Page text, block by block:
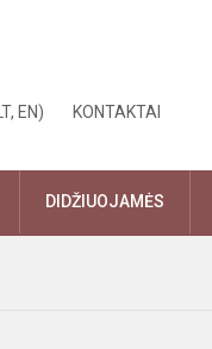
EN) KONTAKTAI
DIDŽIUOJAMĖS